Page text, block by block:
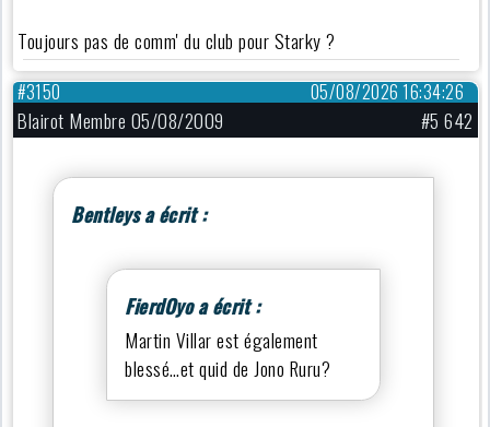
Toujours pas de comm' du club pour Starky ?
05/08/2026 16:34:26
#3150
Blairot Membre 05/08/2009 #5 642
Bentleys a écrit :
FierdOyo a écrit :
Martin Villar est également
blessé…et quid de Jono Ruru?